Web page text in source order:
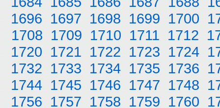
1696 1697 1698 1699 1700
1708 1709 1710 1711 1712
1720 1721 1722 1723 1724
1732 1733 1734 1735 1736
1744 1745 1746 1747 1748
1756 1757 1758 1759 1760